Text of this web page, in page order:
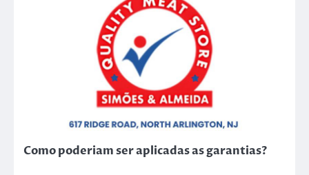
Como poderiam ser aplicadas as garantias?